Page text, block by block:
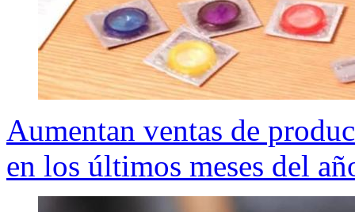
Aumentan ventas de
en los últimos meses del